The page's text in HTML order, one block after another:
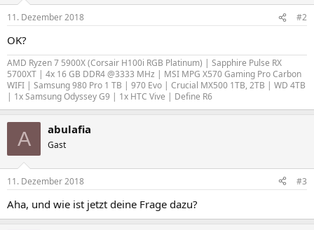
11. Dezember 2018 #2
OK?
AMD Ryzen 7 5900X (Corsair H100i RGB Platinum) | Sapphire Pulse RX
5700XT | 4x 16 GB DDR4 @3333 MHz | MSI MPG X570 Gaming Pro Carbon
WIFI | Samsung 980 Pro 1 TB | 970 Evo | Crucial MX500 1TB, 2TB | WD 4TB
| 1x Samsung Odyssey G9 | 1x HTC Vive | Define R6
A abulafia
Gast
11. Dezember 2018 #3
Aha, und wie ist jetzt deine Frage dazu?